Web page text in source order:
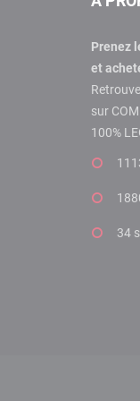
Prenez
et
sur
100%
34